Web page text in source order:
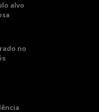
alvo
no